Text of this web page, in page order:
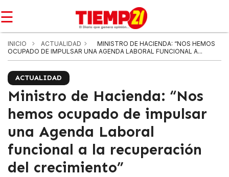
☰
INICIO ACTUALIDAD
MINISTRO DE HACIENDA: “NOS HEMOS
OCUPADO DE IMPULSAR UNA AGENDA LABORAL FUNCIONAL A...
ACTUALIDAD
Ministro de Hacienda: “Nos
hemos ocupado de impulsar
una Agenda Laboral
funcional a la recuperación
del crecimiento”